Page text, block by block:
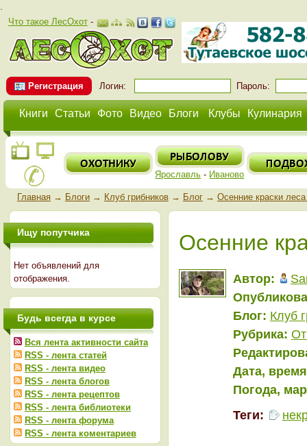
.
Что такое ЛесОхот-
Регистрация Логин: Пароль:
Книги Статьи Фото Видео Блоги Клубы Кулинария
Ярославль - Иваново
Главная→ Блоги→ Клуб грибников→ Блог→ Осенние краски
Осенние
Автор:
Блог: Клуб
Рубрика:
Дата,
Погода,
Теги:
Ищу попутчика
Нет объявлений для
отображения.
Будь всегда в курсе
Вся лента активности сайта
RSS - лента статей
RSS - лента видео
RSS - лента блогов
RSS - лента рецептов
RSS - лента библиотеки
RSS - лента форума
RSS - лента коментариев